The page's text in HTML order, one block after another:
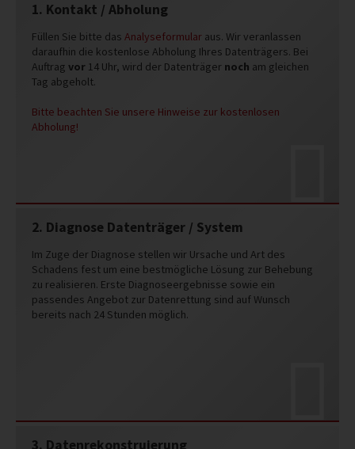
1. Kontakt / Abholung
Füllen Sie bitte das Analyseformular aus. Wir veranlassen
daraufhin die kostenlose Abholung Ihres Datenträgers. Bei
Auftrag vor 14 Uhr, wird der Datenträger noch am gleichen
Tag abgeholt.
Bitte beachten Sie unsere Hinweise zur kostenlosen
Abholung!
2. Diagnose Datenträger / System
Im Zuge der Diagnose stellen wir Ursache und Art des
Schadens fest um eine bestmögliche Lösung zur Behebung
zu realisieren. Erste Diagnoseergebnisse sowie ein
passendes Angebot zur Datenrettung sind auf Wunsch
bereits nach 24 Stunden möglich.
3. Datenrekonstruierung